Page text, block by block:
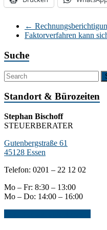
←
Faktorverfahren kann
Suche
Standort & Bürozeiten
Stephan Bischoff
STEUERBERATER
Gutenbergstraße 61
45128 Essen
Telefon: 0201 – 22 12 02
Mo – Fr: 8:30 – 13:00
Mo – Do: 14:00 – 16:00